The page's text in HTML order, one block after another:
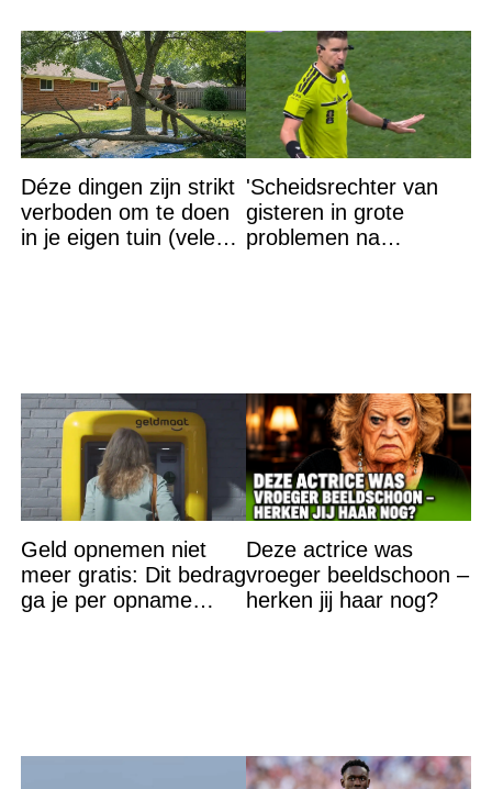
Déze dingen zijn strikt
verboden om te doen
in je eigen tuin (velen
'Scheidsrechter van
gisteren in grote
problemen na
Geld opnemen niet
meer gratis: Dit bedrag
ga je per opname
Deze actrice was
vroeger beeldschoon –
herken jij haar nog?